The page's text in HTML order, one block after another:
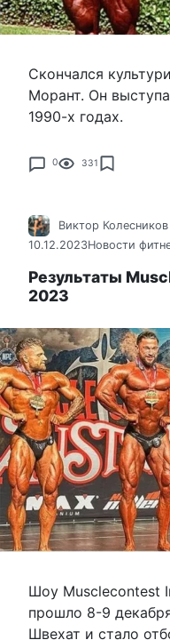
Скончался
Морант. Он
1990-х годах.
0 331
Виктор Колесников
10.12.2023Новости
Результаты
2023
Шоу Musclecontest
прошло 8-9
Швехат и стало